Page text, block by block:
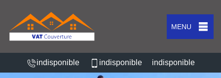
MENU
indisponible indisponible indisponible